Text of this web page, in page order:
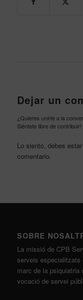
Dejar un
¿Quieres unirte a la
Siéntete libre de contribuir!
Lo siento, debes estar
comentario.
SOBRE
La missió de CPB
serveis especialitzats
marc de la psiquiatria
vocació de servei